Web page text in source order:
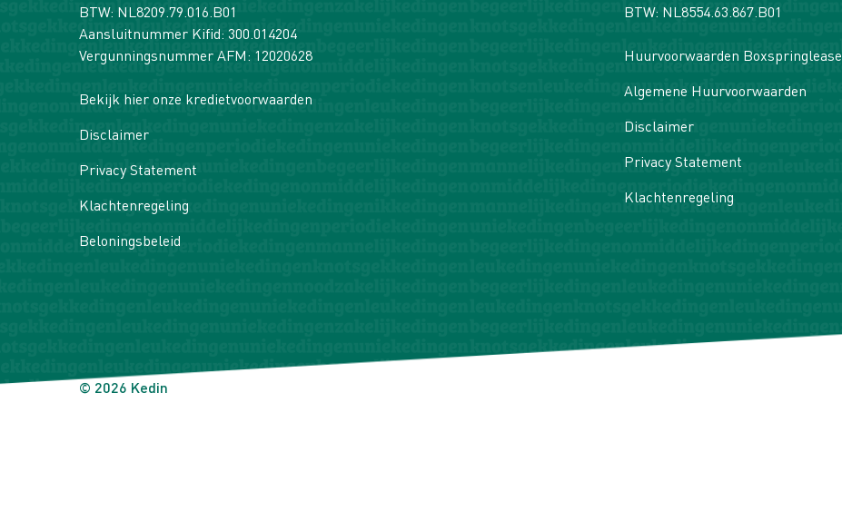
BTW: NL8209.79.016.B01
Aansluitnummer Kifid: 300.014204
Vergunningsnummer AFM: 12020628
Bekijk hier onze kredietvoorwaarden
Disclaimer
Privacy Statement
Klachtenregeling
Beloningsbeleid
BTW: NL8554.63.867.B01
Huurvoorwaarden Boxspringlease
Algemene Huurvoorwaarden
Disclaimer
Privacy Statement
Klachtenregeling
© 2026 Kedin